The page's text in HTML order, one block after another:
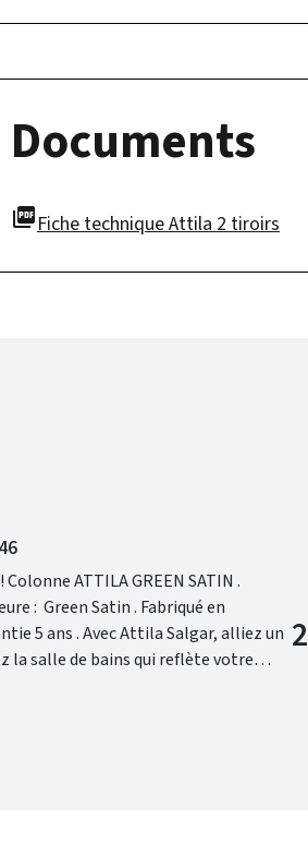
Documents
picture_as_pdfFiche technique Attila 2 tiroirs
la salle de bains qui reflète votre